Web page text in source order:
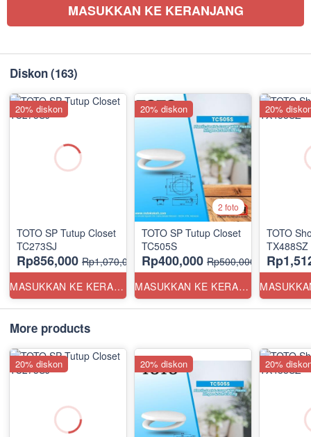
MASUKKAN KE KERANJANG
Diskon(163)
TOTO SP Tutup Closet
TC273SJ
Rp856,000 Rp1,070,000
MASUKKAN KE KERANJANG
20% diskon
2 foto
TOTO SP Tutup Closet
TC505S
Rp400,000 Rp500,000
MASUKKAN KE KERANJANG
20% diskon
TOTO
TX488SZ
20%
More products
20% diskon 20% diskon 20%